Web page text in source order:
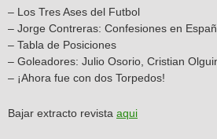
– Los Tres Ases del Futbol
– Jorge Contreras: Confesiones en
– Tabla de Posiciones
– Goleadores: Julio Osorio, Cristian
– ¡Ahora fue con dos Torpedos!
Bajar extracto revista aqui